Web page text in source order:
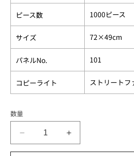
ピース数 1000ピース
サイズ 72×49cm
パネルNo. 101
コピーライト ストリート
数量
ト
ス
ト